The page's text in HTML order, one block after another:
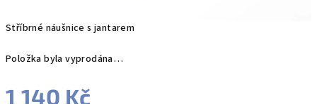
Stříbrné náušnice s jantarem
Položka byla vyprodána…
1 140 Kč